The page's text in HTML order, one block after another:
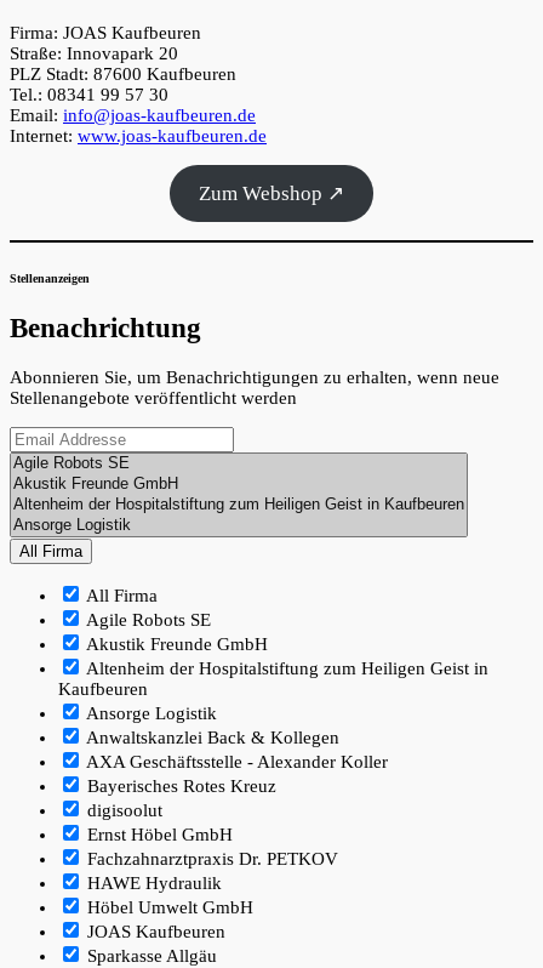
Firma: JOAS Kaufbeuren
Straße: Innovapark 20
PLZ Stadt: 87600 Kaufbeuren
Tel.: 08341 99 57 30
Email: info@joas-kaufbeuren.de
Internet: www.joas-kaufbeuren.de
Zum Webshop ↗
Stellenanzeigen
Benachrichtung
Abonnieren Sie, um Benachrichtigungen zu erhalten, wenn neue
Stellenangebote veröffentlicht werden
All Firma
All Firma
Agile Robots SE
Akustik Freunde GmbH
Altenheim der Hospitalstiftung zum Heiligen Geist in
Kaufbeuren
Ansorge Logistik
Anwaltskanzlei Back & Kollegen
AXA Geschäftsstelle - Alexander Koller
Bayerisches Rotes Kreuz
digisoolut
Ernst Höbel GmbH
Fachzahnarztpraxis Dr. PETKOV
HAWE Hydraulik
Höbel Umwelt GmbH
JOAS Kaufbeuren
Sparkasse Allgäu